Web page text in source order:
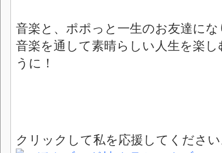
音楽と、ポポっと一生のお友達にな
音楽を通して素晴らしい人生を楽
うに！
クリックして私を応援してくださ